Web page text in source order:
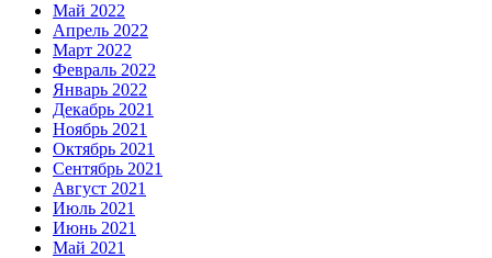
Май 2022
Апрель 2022
Март 2022
Февраль 2022
Январь 2022
Декабрь 2021
Ноябрь 2021
Октябрь 2021
Сентябрь 2021
Август 2021
Июль 2021
Июнь 2021
Май 2021